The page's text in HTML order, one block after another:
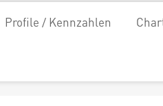
Profile / Kennzahlen